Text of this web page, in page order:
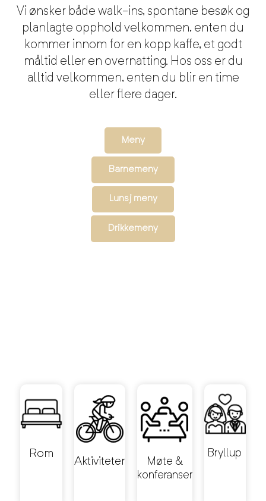
Vi ønsker både walk-ins, spontane besøk og
planlagte opphold velkommen, enten du
kommer innom for en kopp kaffe, et godt
måltid eller en overnatting. Hos oss er du
alltid velkommen, enten du blir en time
eller flere dager.
Meny
Barnemeny
Lunsj meny
Drikkemeny
Rom
Aktiviteter
Møte &
konferanser
Bryllup